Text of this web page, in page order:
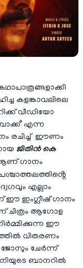
കളങ്കാവലിലെ
വീഡിയോ
എന്ന
രചിച്ച് ഈണം
ജിതിൻ കെ
ഗാനം
എല്ലാം
ഈ ഇംഗ്ലീഷ് ഗാനം
ചിത്രം ആഗോള
ഈ
വിതരണം
ജോസും ചേർന്ന്
ബാനറിൽ